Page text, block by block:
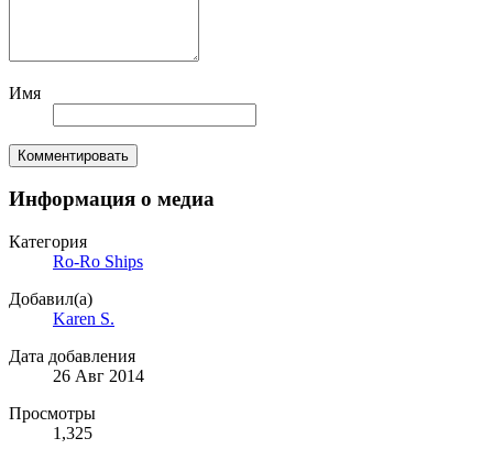
Имя
Комментировать
Информация о медиа
Категория
Ro-Ro Ships
Добавил(а)
Karen S.
Дата добавления
26 Авг 2014
Просмотры
1,325